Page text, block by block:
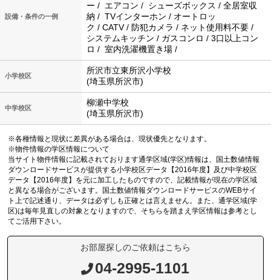
設備・条件の一例
ー / エアコン / シューズボックス / 全居室収
納 / TVインターホン / オートロッ
ク / CATV / 防犯カメラ / ネット使用料不要 /
システムキッチン / ガスコンロ / 3口以上コン
ロ / 室内洗濯機置き場 /
小学校区
所沢市立東所沢小学校
(埼玉県所沢市)
中学校区
柳瀬中学校
(埼玉県所沢市)
※各種情報と現状に差異がある場合は、現状優先となります。
※物件情報の学区情報について
当サイト物件情報に記載されております通学区域(学区)情報は、国土数値情報
ダウンロードサービスが提供する小学校区データ【2016年度】及び中学校区
データ【2016年度】を元に加工したものですので、記載情報が現在の学区域
と異なる場合がございます。国土数値情報ダウンロードサービスのWEBサイ
ト上で記述通り、データは必ずしも正確とは言えません。また、通学区域(学
区)は毎年見直しの対象となりますので、そちらを踏まえ学区情報は参考とし
てご活用下さい。
お部屋探しのご依頼はこちら
04-2995-1101